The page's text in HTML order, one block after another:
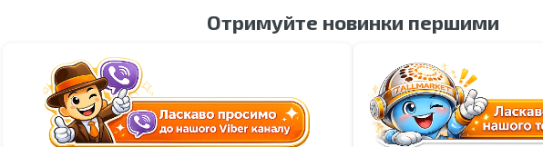
Отримуйте новинки першими